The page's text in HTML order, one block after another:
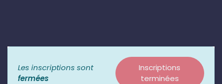
Les inscriptions sont
fermées
Inscriptions
terminées